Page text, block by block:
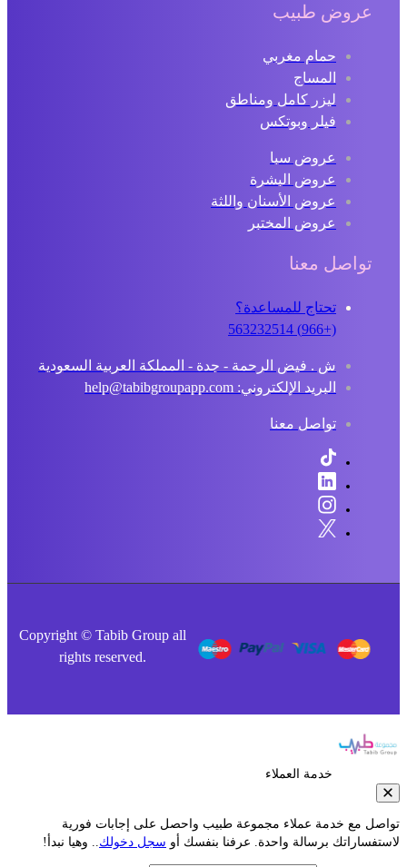
عروض طبيب
حمام مغربي
المساج
ليزر كامل ومناطق
فيلر وبوتكس
عروض سبا
عروض البشرة
عروض الأسنان واللثة
عروض المختبر
تواصل معنا
تحتاج للمساعدة؟
ش . فيض الرحمة - جدة - المملكة العربية السعودية
البريد الإلكتروني: help@tabibgroupapp.com
تواصل معنا
Copyright © Tabib Group all
rights reserved.
خدمة العملاء
مع خدمة عملاء مجموعة طبيب واحصل على إجابات فورية
برسالة واحدة. عرفنا بنفسك أوسجل دخولك.. وهيا نبدأ!